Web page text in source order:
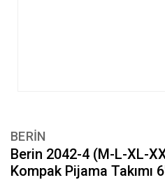
BERİN
Berin 2042-4 (M-L-XL-
Kompak Pijama Takımı